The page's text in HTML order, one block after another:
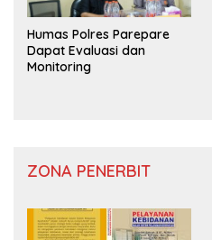
Humas Polres Parepare
Dapat Evaluasi dan
Monitoring
ZONA PENERBIT